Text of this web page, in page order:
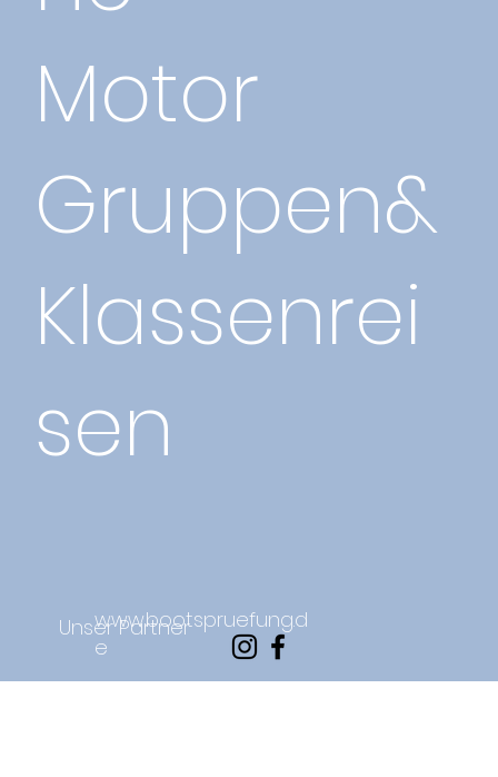
Motor
Gruppen&
Klassenrei
sen
www.bootspruefung.d
e
Unser Partner